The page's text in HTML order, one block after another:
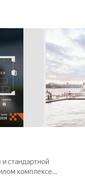
стандартной
комплексе